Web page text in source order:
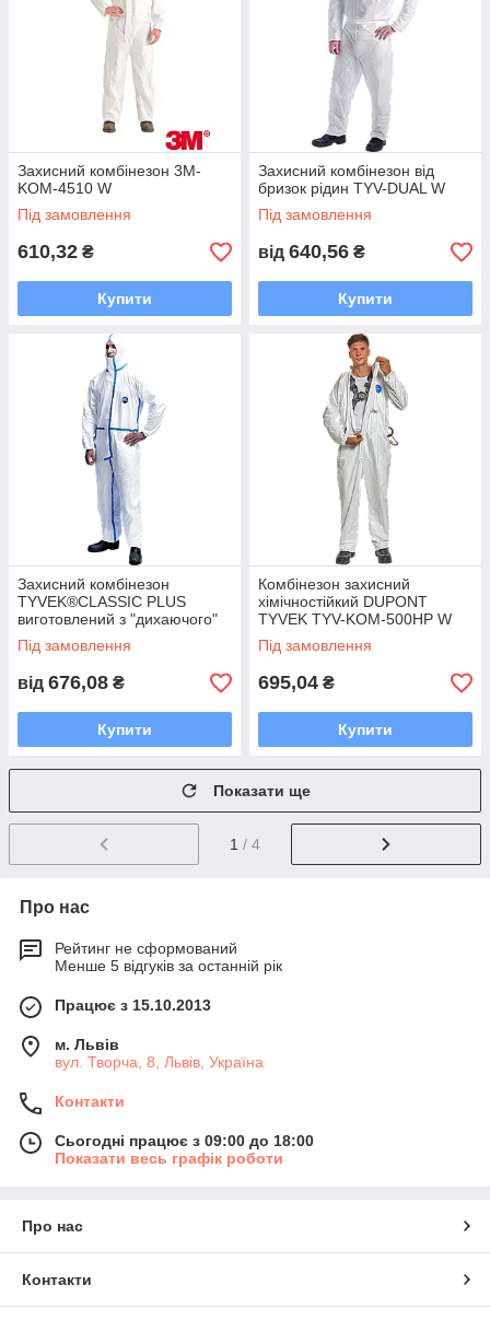
Захисний комбінезон 3M-
KOM-4510 W
Під замовлення
610,32 ₴
Купити
Захисний комбінезон від
бризок рідин TYV-DUAL W
Під замовлення
від 640,56 ₴
Купити
Захисний комбінезон
TYVEK®CLASSIC PLUS
виготовлений з "дихаючого"
матеріалу Tyvek® TYVEKP-
CHF5W W
Під замовлення
від 676,08 ₴
Купити
Комбінезон захисний
хімічностійкий DUPONT
TYVEK TYV-KOM-500HP W
Під замовлення
695,04 ₴
Купити
Показати ще
1 / 4
Про нас
Рейтинг не сформований
Менше 5 відгуків за останній рік
Працює з 15.10.2013
м. Львів
вул. Творча, 8, Львів, Україна
Контакти
Сьогодні працює з 09:00 до 18:00
Показати весь графік роботи
Про нас
Контакти